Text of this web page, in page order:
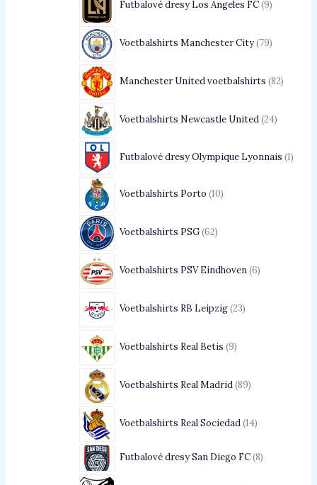
Futbalové dresy Los Angeles FC 9
Voetbalshirts Manchester City 79
Manchester United voetbalshirts 82
Voetbalshirts Newcastle United 24
Futbalové dresy Olympique Lyonnais 1
Voetbalshirts Porto 10
Voetbalshirts PSG 62
Voetbalshirts PSV Eindhoven 6
Voetbalshirts RB Leipzig 23
Voetbalshirts Real Betis 9
Voetbalshirts Real Madrid 89
Voetbalshirts Real Sociedad 14
Futbalové dresy San Diego FC 8